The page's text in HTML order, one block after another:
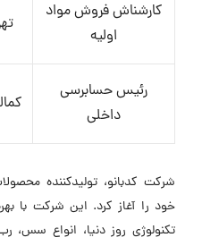
کارشناش فروش مواد
اولیه
رئیس حسابرسی
داخلی
خود را آغاز کرد. این شرکت با
تکنولوژی روز دنیا، انواع